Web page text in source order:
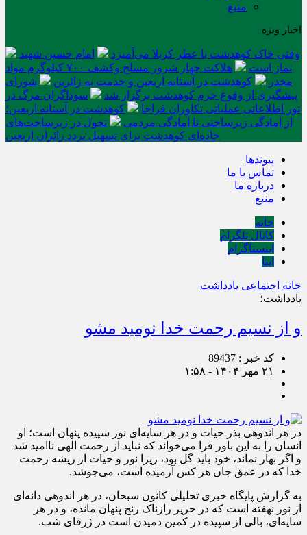
منبع
اخبار ویژه
وقتی خاک کوهدشت با عطر کربلا می‌آمیزد
امام حسین شهید
نماز است
هلاکت چهار شرور مسلح وکشف ۷۰۰ کیلوگرم مواد
مخدر
کوهدشت در آستانه اربعین و خدمت‌ به زائرین
شورای
پیشگیری از وقوع جرم کوهدشت برگزار شد
سوداگران مرگ در
تور اطلاعاتی عملیاتی تکاوران فراجا
کوهدشت در آستانه اربعین؛
از آمادگی زیرساختی تا آمادگی مردمی
تحول در زیرساخت‌های
جاده‌ای کوهدشت برای تسهیل تردد زائران اربعین
پیوندها
تماس با ما
درباره ما
منبع
خانه
کانال تلگرام
اینستاگرام
ایتا
خانه اجتماعی یادداشت
یادداشت؛
و از نسیم رحمت خدا نومید مشو
کد خبر : 89437
۲۱ مهر ۱۴۰۴ - ۱:۵۸
در هر اندوهی بذر حیات و در هر سایه‌ای نور سپیده پنهان است؛ او
انسان را به این باور فرا می‌خواند که نباید از رحمت الهی ناامید شد
و اگر بهار نماند، خود باید گل بود، زیرا نور و حیات از ریشه رحمت
خدا که در عمق جان هر کس آرمیده است، می‌جوشد.
به گزارش پایگاه خبری تحلیلی کانون سبحان، در هر اندوهی دانه‌ای
از نور نهفته است که در حریر رازناک رنج پنهان مانده، و در هر
سایه‌ای، بالی از سپیده در کمین دمیدن است در ژرفای شب.